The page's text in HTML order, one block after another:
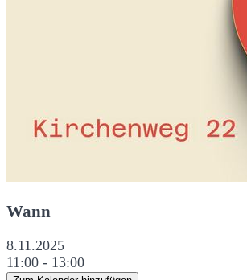
Wann
8.11.2025
11:00 - 13:00